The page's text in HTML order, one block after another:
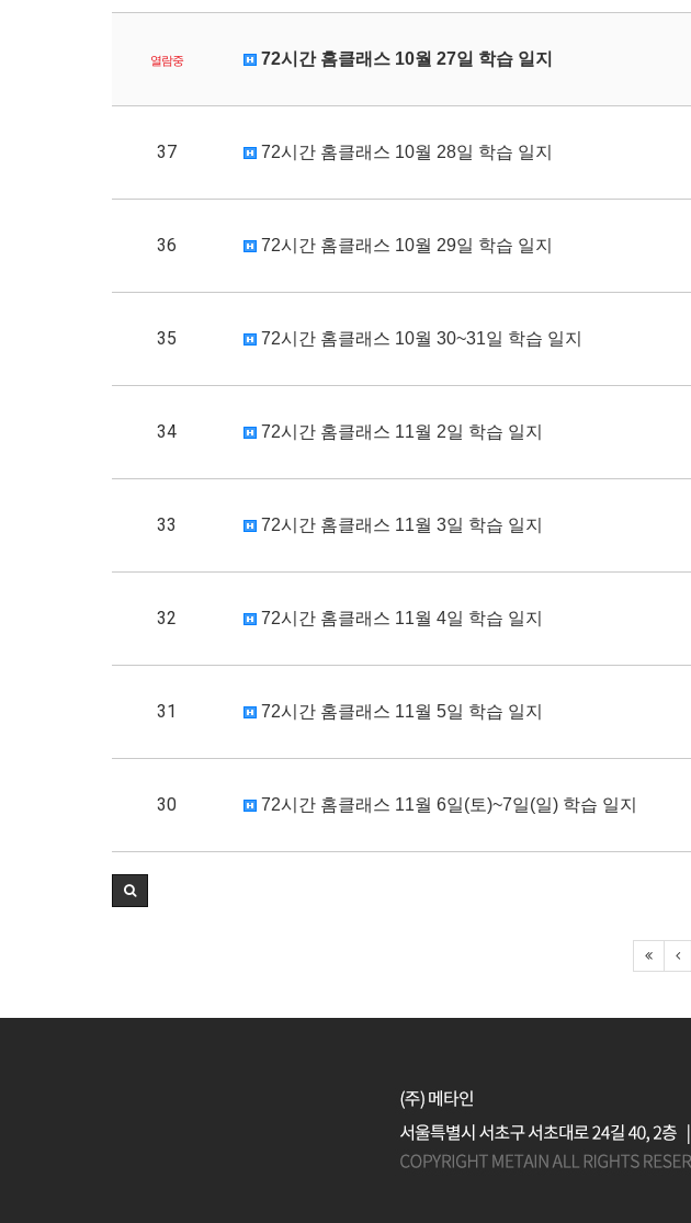
열람중 72시간 홈클래스 10월 27일 학습 일지
37 72시간 홈클래스 10월 28일 학습 일지
36 72시간 홈클래스 10월 29일 학습 일지
35 72시간 홈클래스 10월 30~31일 학습 일지
34 72시간 홈클래스 11월 2일 학습 일지
33 72시간 홈클래스 11월 3일 학습 일지
32 72시간 홈클래스 11월 4일 학습 일지
31 72시간 홈클래스 11월 5일 학습 일지
30 72시간 홈클래스 11월 6일(토)~7일(일) 학습 일지